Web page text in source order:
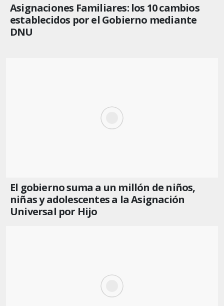
Asignaciones Familiares: los 10 cambios
establecidos por el Gobierno mediante
DNU
El gobierno suma a un millón de niños,
niñas y adolescentes a la Asignación
Universal por Hijo